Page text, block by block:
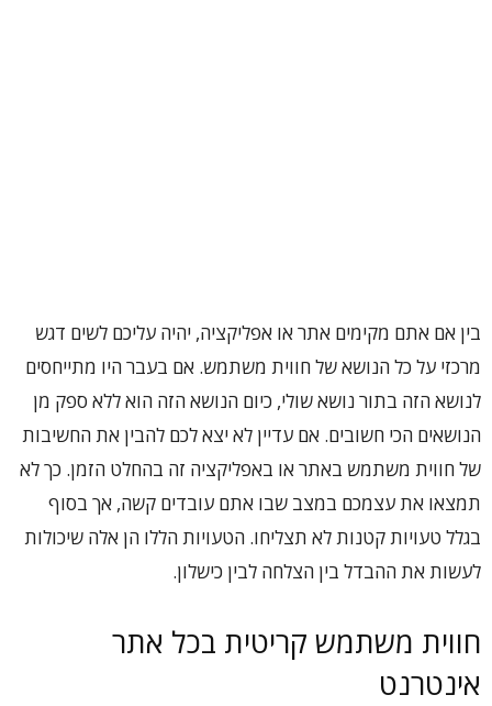
בין אם אתם מקימים אתר או אפליקציה, יהיה עליכם לשים דגש
מרכזי על כל הנושא של חווית משתמש. אם בעבר היו מתייחסים
לנושא הזה בתור נושא שולי, כיום הנושא הזה הוא ללא ספק מן
הנושאים הכי חשובים. אם עדיין לא יצא לכם להבין את החשיבות
של חווית משתמש באתר או באפליקציה זה בהחלט הזמן. כך לא
תמצאו את עצמכם במצב שבו אתם עובדים קשה, אך בסוף
בגלל טעויות קטנות לא תצליחו. הטעויות הללו הן אלה שיכולות
לעשות את ההבדל בין הצלחה לבין כישלון.
חווית משתמש קריטית בכל אתר
אינטרנט